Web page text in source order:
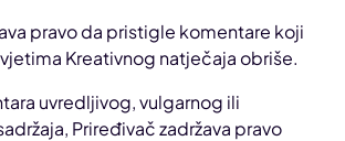
pravo da pristigle komentare koji
Kreativnog natječaja obriše.
uvredljivog, vulgarnog ili
Priređivač zadržava pravo